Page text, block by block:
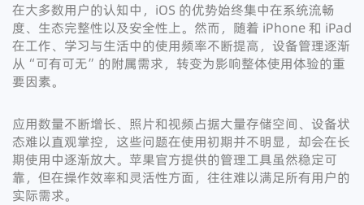
在大多数用户的认知中，iOS 的优势始终集中在系统流畅
度、生态完整性以及安全性上。然而，随着 iPhone 和 iPad
在工作、学习与生活中的使用频率不断提高，设备管理逐渐
从“可有可无”的附属需求，转变为影响整体使用体验的重
要因素。
应用数量不断增长、照片和视频占据大量存储空间、设备状
态难以直观掌控，这些问题在使用初期并不明显，却会在长
期使用中逐渐放大。苹果官方提供的管理工具虽然稳定可
靠，但在操作效率和灵活性方面，往往难以满足所有用户的
实际需求。